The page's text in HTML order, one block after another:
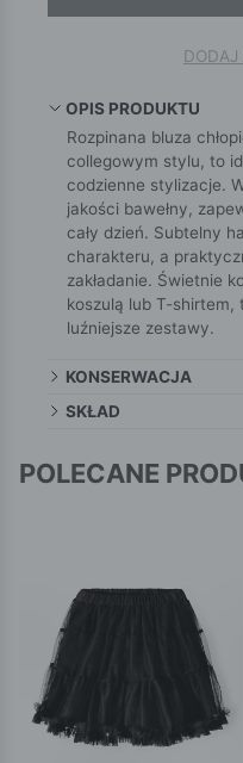
OPIS PRODUKTU
Rozpinana bluza
collegowym stylu, to
codzienne stylizacje.
jakości bawełny,
cały dzień. Subtelny
charakteru, a
zakładanie. Świetnie
koszulą lub T-
luźniejsze zestawy.
KONSERWACJA
SKŁAD
POLECANE